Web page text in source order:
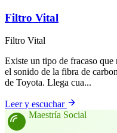
Filtro Vital
Filtro Vital
Existe un tipo de fracaso
el sonido de la fibra de
de Toyota. Llega cua...
Leer y escuchar
Maestría Social